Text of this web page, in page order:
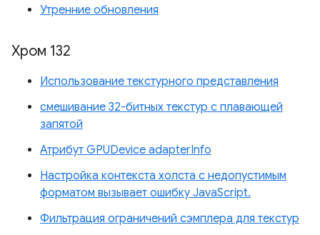
Утренние обновления
Хром 132
Использование текстурного представления
смешивание 32-битных текстур с плавающей
запятой
Атрибут GPUDevice adapterInfo
Настройка контекста холста с недопустимым
форматом вызывает ошибку JavaScript.
Фильтрация ограничений сэмплера для текстур